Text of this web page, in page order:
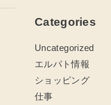
Categories
Uncategorized
エルパト情報
ショッピング
仕事